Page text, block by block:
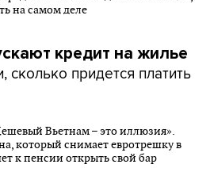
кредит на жилье
сколько придется платить